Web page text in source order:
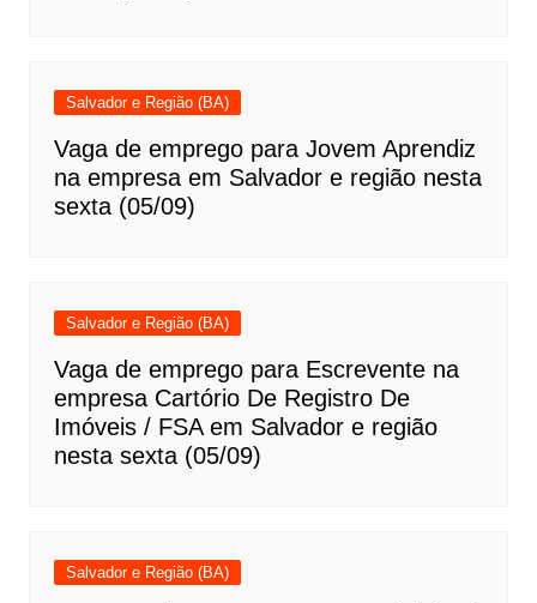
Salvador e Região (BA)
Vaga de emprego para Jovem Aprendiz
na empresa em Salvador e região nesta
sexta (05/09)
Salvador e Região (BA)
Vaga de emprego para Escrevente na
empresa Cartório De Registro De
Imóveis / FSA em Salvador e região
nesta sexta (05/09)
Salvador e Região (BA)